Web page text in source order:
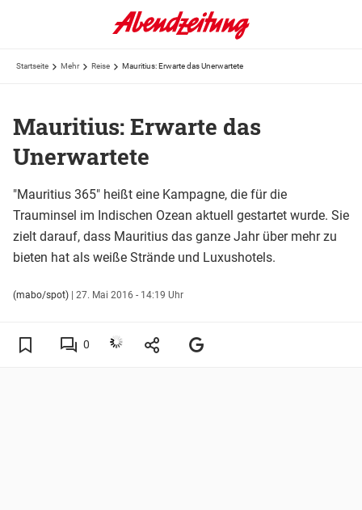
Startseite Mehr Reise Mauritius: Erwarte das Unerwartete
Mauritius: Erwarte das
Unerwartete
"Mauritius 365" heißt eine Kampagne, die für die
Trauminsel im Indischen Ozean aktuell gestartet wurde. Sie
zielt darauf, dass Mauritius das ganze Jahr über mehr zu
bieten hat als weiße Strände und Luxushotels.
(mabo/spot) | 27. Mai 2016 - 14:19 Uhr
0